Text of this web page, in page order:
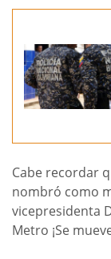
Cabe recordar
nombró como
vicepresidenta
Metro ¡Se